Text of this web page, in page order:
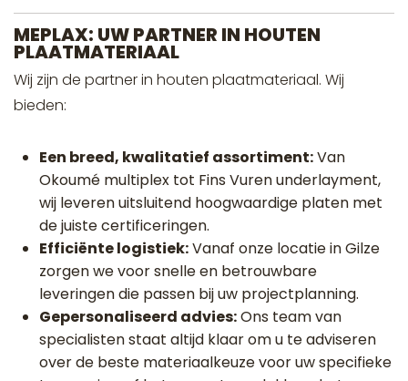
MEPLAX: UW PARTNER IN HOUTEN
PLAATMATERIAAL
Wij zijn de partner in houten plaatmateriaal. Wij
bieden:
Een breed, kwalitatief assortiment:Van
Okoumé multiplex tot Fins Vuren underlayment,
wij leveren uitsluitend hoogwaardige platen met
de juiste certificeringen.
Efficiënte logistiek:Vanaf onze locatie in Gilze
zorgen we voor snelle en betrouwbare
leveringen die passen bij uw projectplanning.
Gepersonaliseerd advies:Ons team van
specialisten staat altijd klaar om u te adviseren
over de beste materiaalkeuze voor uw specifieke